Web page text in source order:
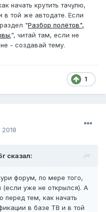
начать крутить тачулю,
в той же автодате. Если
"Разбор полётов",
", читай там, если не
- создавай тему.
1
2018
сказал:
форум, по мере того,
(если уже не открылся). А
перед тем, как начать
в базе ТВ и в той